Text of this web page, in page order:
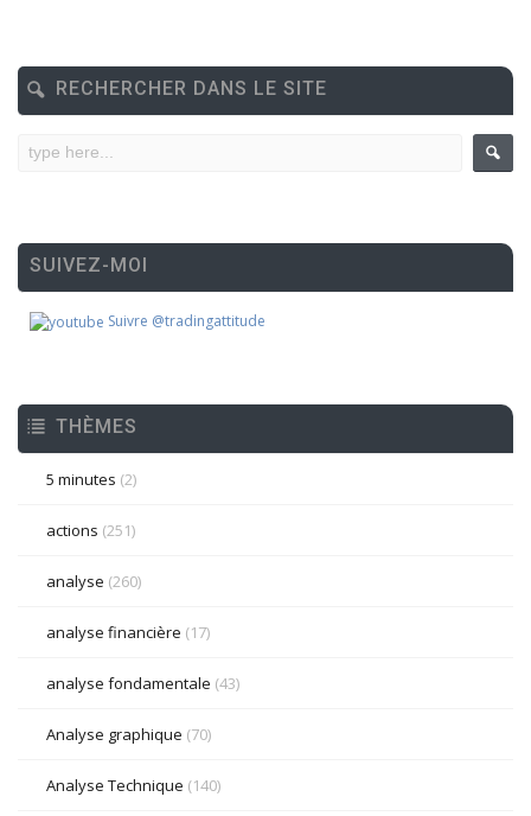
RECHERCHER DANS LE SITE
SUIVEZ-MOI
Suivre @tradingattitude
THÈMES
5 minutes (2)
actions (251)
analyse (260)
analyse financière (17)
analyse fondamentale (43)
Analyse graphique (70)
Analyse Technique (140)